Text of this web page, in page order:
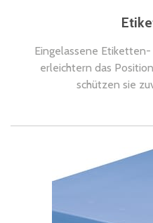
Eingelassene
erleichtern das
schützen sie